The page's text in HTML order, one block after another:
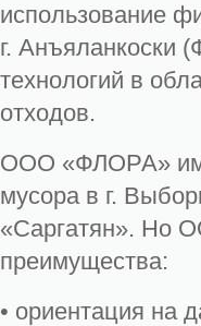
использование
г. Анъяланкоски
технологий в
отходов.
ООО «ФЛОРА»
мусора в г.
«Саргатян». Но
преимущества:
• ориентация на